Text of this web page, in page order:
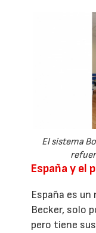
El sistema
España y el
España es
Becker, solo
pero tiene